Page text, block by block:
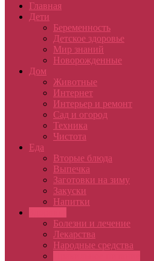
Главная
Дети
Беременность
Детское здоровье
Мир знаний
Новорожденные
Дом
Животные
Интернет
Интерьер и ремонт
Сад и огород
Техника
Чистота
Еда
Вторые блюда
Выпечка
Заготовки на зиму
Закуски
Напитки
Болезни и лечение
Лекарства
Народные средства